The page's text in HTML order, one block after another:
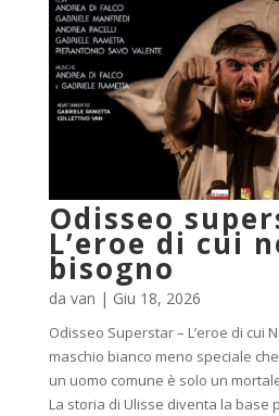
Odisseo
L’eroe di cui
bisogno
da van | Giu 18, 2026
Odisseo Superstar – L’eroe di cui
maschio bianco meno speciale
un uomo comune è solo un
La storia di Ulisse diventa la base